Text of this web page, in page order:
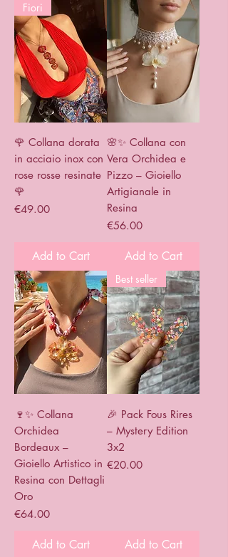
Fiori
🌹 Collana dorata
in acciaio inox con
rose rosse resinate
🌹
Price
€49.00
Add to Cart
🌸✨ Collana con
Vera Orchidea e
Pizzo – Gioiello
Artigianale in
Resina
Price
€56.00
Add to Cart
🍷✨ Collana
Orchidea
Bordeaux –
Gioiello Artistico in
Resina con Dettagli
Oro
Price
€64.00
Add to Cart
Best seller
🎉 Pack Fous Rires
– Mystery Edition
3x2
Price
€20.00
Add to Cart